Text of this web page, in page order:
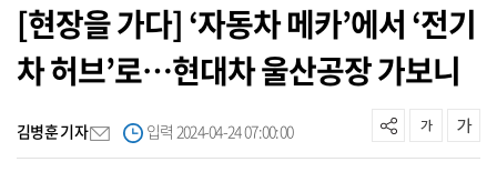
[현장을 가다] ‘자동차 메카’에서 ‘전기
차 허브’로…현대차 울산공장 가보니
김병훈 기자 입력 2024-04-24 07:00:00